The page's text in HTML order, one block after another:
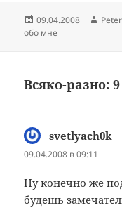
Опубликовано
09.04.2008
обо мне
Всяко-разно:
svetlyach0k
09.04.2008 в 09:11
Ну конечно же
будешь